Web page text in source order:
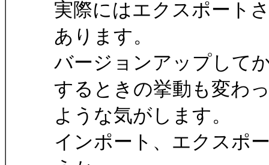
実際にはエクスポート
あります。
バージョンアップして
するときの挙動も変わ
ような気がします。
インポート、エクスポ